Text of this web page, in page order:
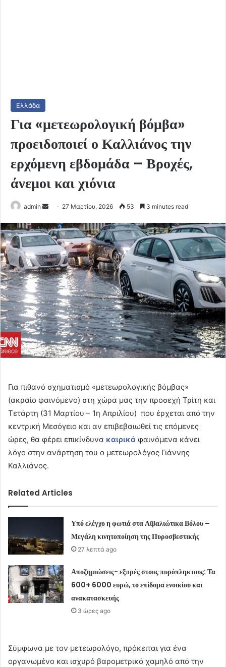
Ελλάδα
Για «μετεωρολογική βόμβα»
προειδοποιεί ο Καλλιάνος την
ερχόμενη εβδομάδα – Βροχές,
άνεμοι και χιόνια
admin
Send
email
27 Μαρτίου, 2026 53 3 minutes read
Για πιθανό σχηματισμό «μετεωρολογικής βόμβας»
(ακραίο φαινόμενο) στη χώρα μας την προσεχή Τρίτη και
Τετάρτη (31 Μαρτίου – 1η Απριλίου) που έρχεται από την
κεντρική Μεσόγειο και αν επιβεβαιωθεί τις επόμενες
ώρες, θα φέρει επικίνδυνα καιρικά φαινόμενα κάνει
λόγο στην ανάρτηση του ο μετεωρολόγος Γιάννης
Καλλιάνος.
Related Articles
Υπό ελέγχο η φωτιά στα Αϊβαλιώτικα Βόλου –
Μεγάλη κινητοποίηση της Πυροσβεστικής
27 λεπτά ago
Αποζημιώσεις- εξπρές στους πυρόπληκτους: Τα
600+ 6000 ευρώ, το επίδομα ενοικίου και
ανακατασκευής
3 ώρες ago
Σύμφωνα με τον μετεωρολόγο, πρόκειται για ένα
οργανωμένο και ισχυρό βαρομετρικό χαμηλό από την